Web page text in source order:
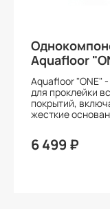
Aquafloor
Aquafloor "ONE"
для проклейки
покрытий,
жесткие
6 499 ₽